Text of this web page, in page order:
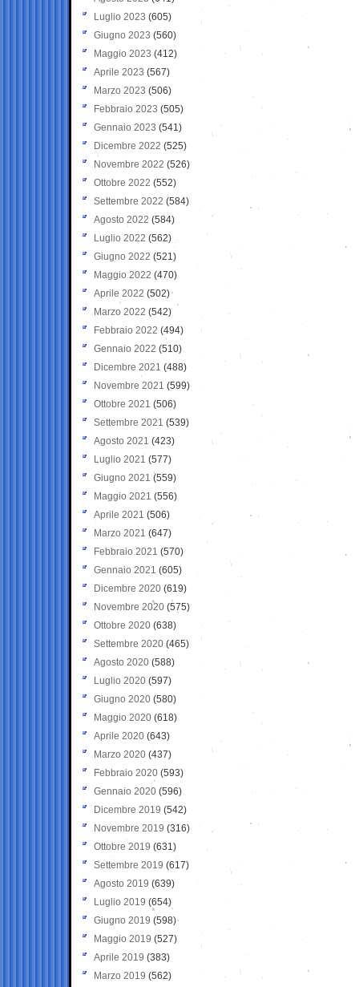
Luglio 2023 (605)
Giugno 2023 (560)
Maggio 2023 (412)
Aprile 2023 (567)
Marzo 2023 (506)
Febbraio 2023 (505)
Gennaio 2023 (541)
Dicembre 2022 (525)
Novembre 2022 (526)
Ottobre 2022 (552)
Settembre 2022 (584)
Agosto 2022 (584)
Luglio 2022 (562)
Giugno 2022 (521)
Maggio 2022 (470)
Aprile 2022 (502)
Marzo 2022 (542)
Febbraio 2022 (494)
Gennaio 2022 (510)
Dicembre 2021 (488)
Novembre 2021 (599)
Ottobre 2021 (506)
Settembre 2021 (539)
Agosto 2021 (423)
Luglio 2021 (577)
Giugno 2021(559)
Maggio 2021 (556)
Aprile 2021 (506)
Marzo 2021 (647)
Febbraio 2021 (570)
Gennaio 2021 (605)
Dicembre 2020 (619)
Novembre 2020 (575)
Ottobre 2020 (638)
Settembre 2020(465)
Agosto 2020 (588)
Luglio 2020 (597)
Giugno 2020 (580)
Maggio 2020 (618)
Aprile 2020 (643)
Marzo 2020 (437)
Febbraio 2020 (593)
Gennaio 2020 (596)
Dicembre 2019 (542)
Novembre 2019 (316)
Ottobre 2019 (631)
Settembre 2019 (617)
Agosto 2019 (639)
Luglio 2019 (654)
Giugno 2019 (598)
Maggio 2019 (527)
Aprile 2019 (383)
Marzo 2019 (562)